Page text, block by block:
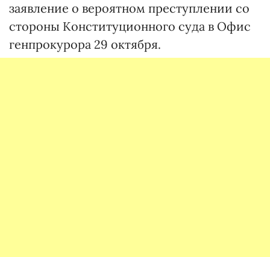
заявление о вероятном преступлении со
стороны Конституционного суда в Офис
генпрокурора 29 октября.